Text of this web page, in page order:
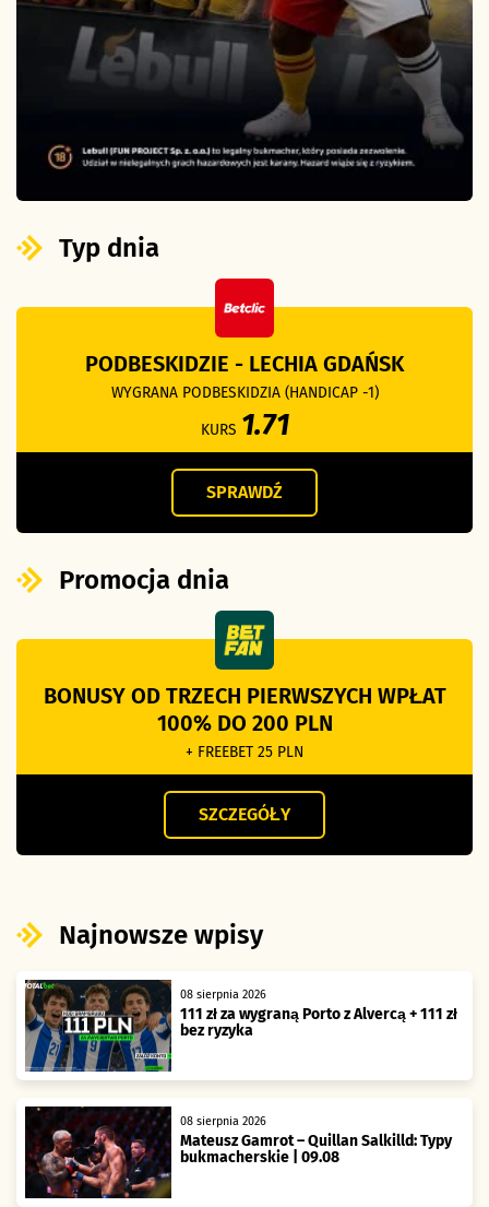
Typ dnia
PODBESKIDZIE - LECHIA GDAŃSK
WYGRANA PODBESKIDZIA (HANDICAP -1)
KURS 1.71
SPRAWDŹ
Promocja dnia
BONUSY OD TRZECH PIERWSZYCH WPŁAT
100% DO 200 PLN
+ FREEBET 25 PLN
SZCZEGÓŁY
Najnowsze wpisy
08 sierpnia 2026
111 zł za wygraną Porto z Alvercą + 111 zł
bez ryzyka
08 sierpnia 2026
Mateusz Gamrot – Quillan Salkilld: Typy
bukmacherskie | 09.08